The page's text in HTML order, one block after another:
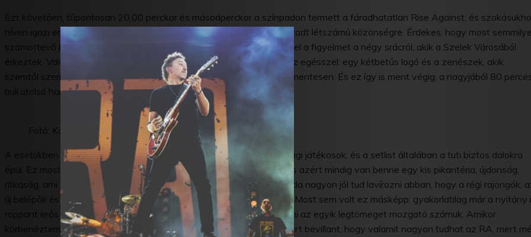
Ezt követően, tűpontosan 20.00 perckor és másodperckor a színpadon termett a fáradhatatlan Rise Against, és
híven igazi energiabombaként szabadultak rá az addigra már felduzzadt létszámú közönségre. Érdekes, hogy most
számottevő háttérvetítés vagy jelentősebb pirotechnika nem vonta el a figyelmet a négy srácról, akik a Szelek Városából
érkeztek. Valahogy volt egy ilyen „vissza a gyökerekhez” érzésem az egésszel: egy kétbetűs logó és a zenészek, akik
szemtől szembe állnak a közönséggel, úgymond meztelenül, sallangmentesen. És ez így is ment végig, a nagyjából 80
buli utolsó hangjáig.
Fotó: Kónya Ferenc
A esetükben sokszor megjelenik az a kritika, hogy egy kicsit biztonsági játékosok, és a setlist általában a tuti biztos dalokra
épül. Ez most is így történt. Ugyanakkor a dalok sorrendje változik, és azért mindig van benne egy kis pikantéria, újdonság,
ritkaság, ami egyedivé és felejthetetlenné teszi az adott bulit. A banda nagyon jól tud lavírozni abban, hogy a régi rajongók,
új belépők és minden jelenlévő átérezze a Rise Against-féle vibe-ot. Most sem volt ez másképp: gyakorlatilag már a nyitány
roppant erős volt, és már a harmadik dalnál ellőtték aGive It All-t, ami az egyik legtömeget mozgató számuk. Amikor
körbenéztem a boldogan ugráló, tapsoló és pogózó közönségen, azért bevillant, hogy valamit nagyon tudhat az RA, mert